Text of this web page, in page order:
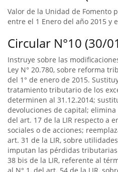
Valor de la Unidad de Fomento
entre el 1 Enero del año 2015 y
Circular N°10 (30/
Instruye sobre las
Ley N° 20.780, sobre reforma
del 1° de enero de 2015.
tratamiento tributario de los
determinen al 31.12.2014;
devoluciones de capital;
del art. 17 de la LIR respecto a
sociales o de acciones;
art. 31 de la LIR, sobre
imputan las pérdidas
38 bis de la LIR, referente al